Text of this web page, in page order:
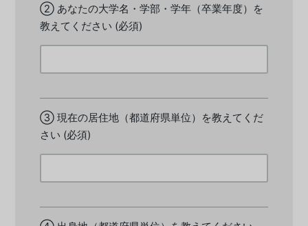
② あなたの大学名・学部・学年（卒業年度）を
教えてください (必須)
③ 現在の居住地（都道府県単位）を教えてくだ
さい (必須)